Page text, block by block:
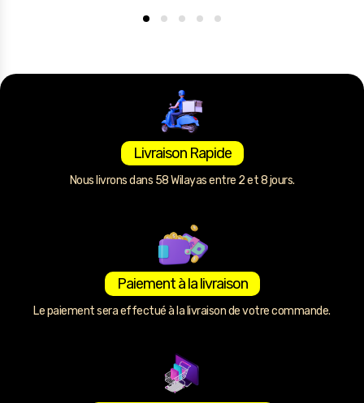
Livraison Rapide
Nous livrons dans 58 Wilayas entre 2 et 8 jours.
Paiement à la livraison
Le paiement sera effectué à la livraison de votre commande.